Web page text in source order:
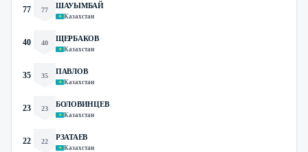
77 77
ШАУЫМБАЙ
Казахстан
40 40
ЩЕРБАКОВ
Казахстан
35 35
ПАВЛОВ
Казахстан
23 23
БОЛОВИНЦЕВ
Казахстан
22 22
РЗАТАЕВ
Казахстан